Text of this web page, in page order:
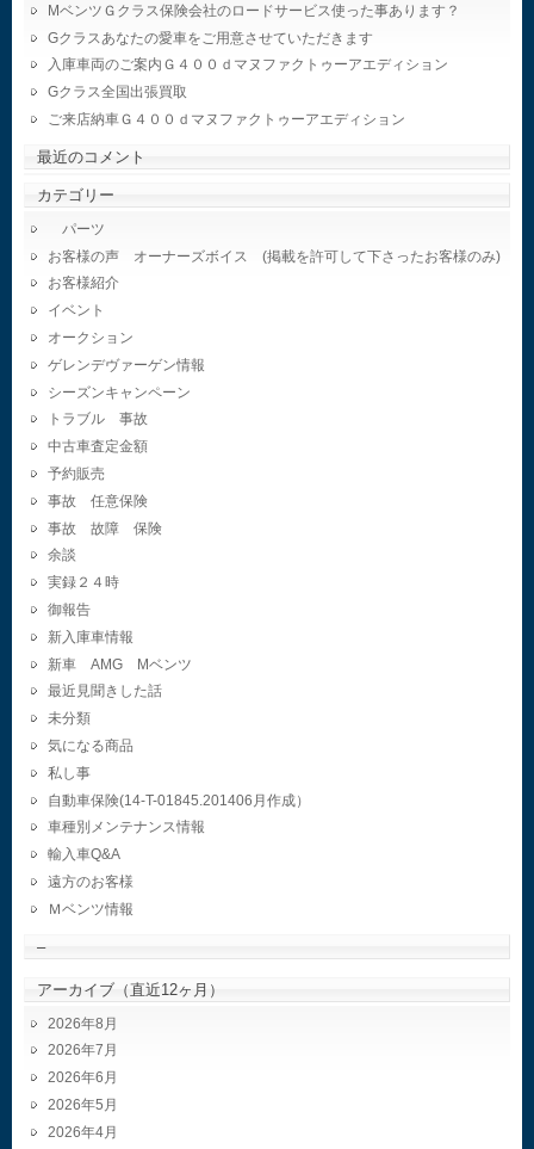
MベンツＧクラス保険会社のロードサービス使った事あります？
Gクラスあなたの愛車をご用意させていただきます
入庫車両のご案内Ｇ４００ｄマヌファクトゥーアエディション
Gクラス全国出張買取
ご来店納車Ｇ４００ｄマヌファクトゥーアエディション
最近のコメント
カテゴリー
パーツ
お客様の声 オーナーズボイス (掲載を許可して下さったお客様のみ)
お客様紹介
イベント
オークション
ゲレンデヴァーゲン情報
シーズンキャンペーン
トラブル 事故
中古車査定金額
予約販売
事故 任意保険
事故 故障 保険
余談
実録２４時
御報告
新入庫車情報
新車 AMG Mベンツ
最近見聞きした話
未分類
気になる商品
私し事
自動車保険(14-T-01845.201406月作成）
車種別メンテナンス情報
輸入車Q&A
遠方のお客様
Ｍベンツ情報
–
アーカイブ（直近12ヶ月）
2026年8月
2026年7月
2026年6月
2026年5月
2026年4月